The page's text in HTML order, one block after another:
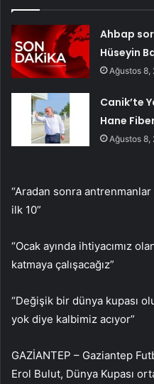
Ahbap
Hüseyin
Ağustos 8,
Canik’te
Hane
Ağustos 8,
“Aradan sonra
ilk 10”
“Ocak ayında ihtiyacımız
katmaya çalışacağız”
“Değişik bir dünya kupası
yok diye kalbimiz acıyor”
GAZİANTEP – Gaziantep
Erol Bulut, Dünya Kupası